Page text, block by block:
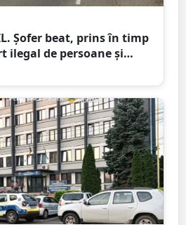
Șofer beat, prins în timp
ilegal de persoane și